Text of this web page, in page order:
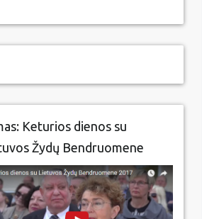
Keturios dienos su
Žydų Bendruomene